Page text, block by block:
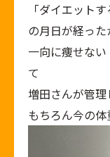
「ダイエット
の月日が経っ
一向に痩せな
て
増田さんが管理
もちろん今の体